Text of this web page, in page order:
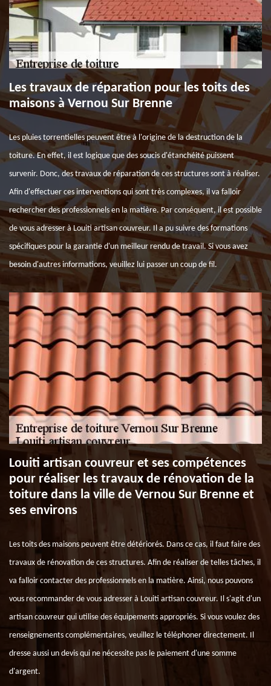
Les travaux de réparation pour les toits des
maisons à Vernou Sur Brenne
Les pluies torrentielles peuvent être à l'origine de la destruction de la
toiture. En effet, il est logique que des soucis d'étanchéité puissent
survenir. Donc, des travaux de réparation de ces structures sont à réaliser.
Afin d'effectuer ces interventions qui sont très complexes, il va falloir
rechercher des professionnels en la matière. Par conséquent, il est possible
de vous adresser à Louiti artisan couvreur. Il a pu suivre des formations
spécifiques pour la garantie d'un meilleur rendu de travail. Si vous avez
besoin d'autres informations, veuillez lui passer un coup de fil.
Louiti artisan couvreur et ses compétences
pour réaliser les travaux de rénovation de la
toiture dans la ville de Vernou Sur Brenne et
ses environs
Les toits des maisons peuvent être détériorés. Dans ce cas, il faut faire des
travaux de rénovation de ces structures. Afin de réaliser de telles tâches, il
va falloir contacter des professionnels en la matière. Ainsi, nous pouvons
vous recommander de vous adresser à Louiti artisan couvreur. Il s'agit d'un
artisan couvreur qui utilise des équipements appropriés. Si vous voulez des
renseignements complémentaires, veuillez le téléphoner directement. Il
dresse aussi un devis qui ne nécessite pas le paiement d'une somme
d'argent.